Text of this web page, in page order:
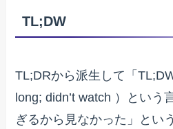
TL;DW
TL;DRから派生して「
long; didn’t watch ）という
ぎるから見なかった」とい